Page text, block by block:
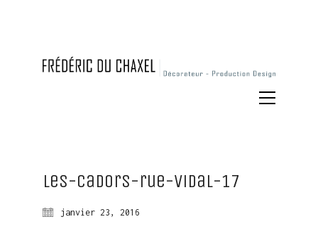
Les-Cadors-rue-Vidal-17
janvier 23, 2016